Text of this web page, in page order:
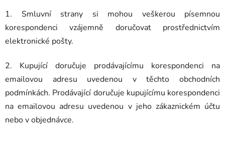
1. Smluvní strany si mohou veškerou písemnou
korespondenci vzájemně doručovat prostřednictvím
elektronické pošty.
2. Kupující doručuje prodávajícímu korespondenci na
emailovou adresu uvedenou v těchto obchodních
podmínkách. Prodávající doručuje kupujícímu korespondenci
na emailovou adresu uvedenou v jeho zákaznickém účtu
nebo v objednávce.